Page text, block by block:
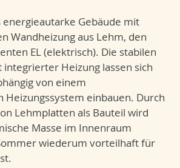
energieautarke Gebäude mit
Wandheizung aus Lehm, den
EL (elektrisch). Die stabilen
Heizung lassen sich
von einem
Heizungssystem einbauen. Durch
Lehmplatten als Bauteil wird
Masse im Innenraum
wiederum vorteilhaft für